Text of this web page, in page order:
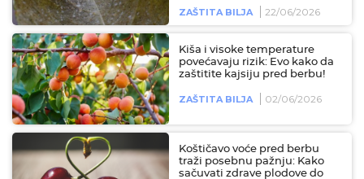
ZAŠTITA BILJA 22/06/2026
Kiša i visoke temperature
povećavaju rizik: Evo kako da
zaštitite kajsiju pred berbu!
ZAŠTITA BILJA 02/06/2026
Koštičavo voće pred berbu
traži posebnu pažnju: Kako
sačuvati zdrave plodove do